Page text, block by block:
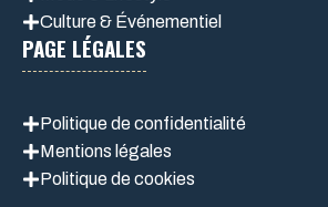
Culture & Événementiel
PAGE LÉGALES
Politique de confidentialité
Mentions légales
Politique de cookies